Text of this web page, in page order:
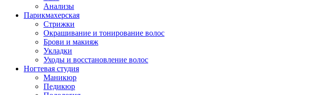
Анализы
Парикмахерская
Стрижки
Окрашивание и тонирование волос
Брови и макияж
Укладки
Уходы и восстановление волос
Ногтевая студия
Маникюр
Педикюр